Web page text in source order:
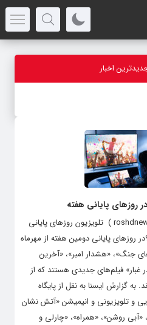
اخبار
روزهای پایانی هفته
پایگاه خبری و تحلیلی رشد ( roshdnews.ir ) تلویزیون روزهای پایانی
پایانی دومین هفته از مهرماه
جنگ»، «هشدار امبر»، «آخرین
غبار» فیلم‌های جدیدی هستند که از
گزارش ایسنا به نقل از پایگاه
و تلویزیونی و انیمیشن «آتش نشان
«آبی روشن»، «همراه»، «چارلی و